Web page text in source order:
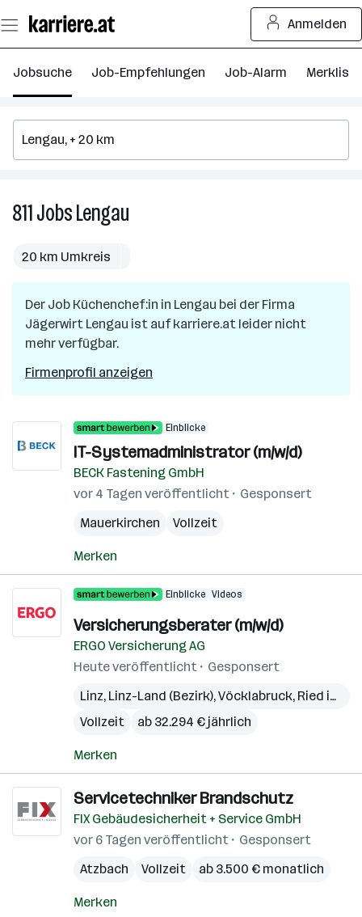
Seiteninhalt
springen
Anmelden
Jobsuche Job-Empfehlungen Job-Alarm Merkliste
811JobsLengau
20 km Umkreis
Der Job Küchenchef:in in Lengau bei der Firma
Jägerwirt Lengau ist auf karriere.at leider nicht
mehr verfügbar.
Firmenprofil anzeigen
Einblicke
IT-Systemadministrator (m/w/d)
BECK Fastening GmbH
vor 4 Tagen veröffentlicht
Gesponsert
Mauerkirchen
Vollzeit
Merken
Einblicke Videos
Versicherungsberater (m/w/d)
ERGO Versicherung AG
Heute veröffentlicht
Gesponsert
Linz, Linz-Land (Bezirk),Vöcklabruck, Ried im Innkreis
Vollzeit
ab 32.294 € jährlich
Merken
Servicetechniker Brandschutz
FIX Gebäudesicherheit + Service GmbH
vor 6 Tagen veröffentlicht
Gesponsert
Atzbach
Vollzeit ab 3.500 € monatlich
Merken